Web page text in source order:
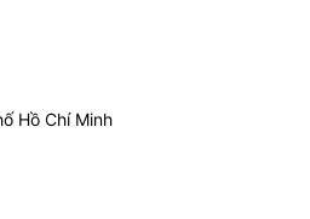
Hồ Chí Minh